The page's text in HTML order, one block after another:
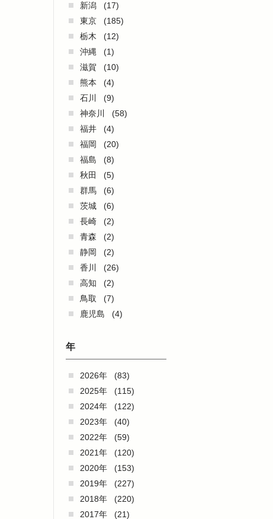
新潟
(17)
東京
(185)
栃木
(12)
沖縄
(1)
滋賀
(10)
熊本
(4)
石川
(9)
神奈川
(58)
福井
(4)
福岡
(20)
福島
(8)
秋田
(5)
群馬
(6)
茨城
(6)
長崎
(2)
青森
(2)
静岡
(2)
香川
(26)
高知
(2)
鳥取
(7)
鹿児島
(4)
年
2026年
(83)
2025年
(115)
2024年
(122)
2023年
(40)
2022年
(59)
2021年
(120)
2020年
(153)
2019年
(227)
2018年
(220)
2017年
(21)